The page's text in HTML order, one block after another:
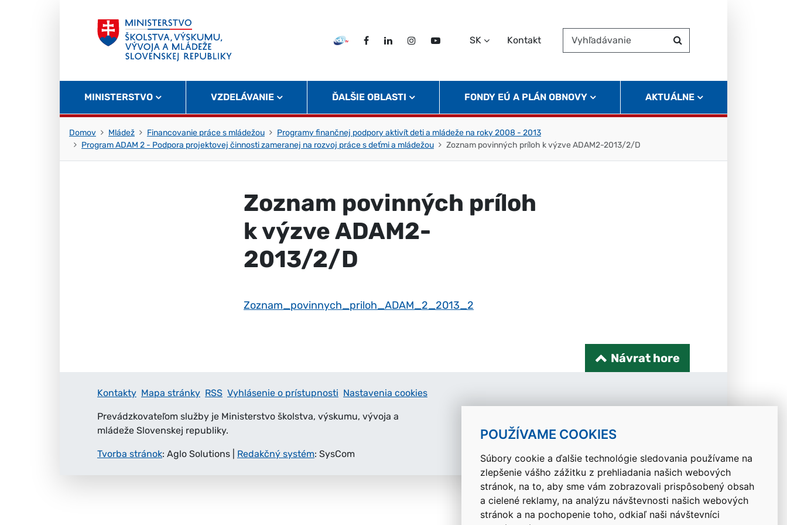
POUŽÍVAME COOKIES
Súbory cookie a ďalšie technológie sledovania používame na
zlepšenie vášho zážitku z prehliadania našich webových
stránok, na to, aby sme vám zobrazovali prispôsobený obsah
a cielené reklamy, na analýzu návštevnosti našich webových
stránok a na pochopenie toho, odkiaľ naši návštevníci
EDU TVFacebookLinkedInInstagram
Twitter
SK Kontakt
Vyhľadávanie
Hľadať
MINISTERSTVO VZDELÁVANIE ĎALŠIE OBLASTI FONDY EÚ A PLÁN OBNOVY AKTUÁLNE
Domov Mládež Financovanie práce s mládežou
Programy finančnej podpory aktivít deti a mládeže na roky 2008 - 2013
Program ADAM 2 - Podpora projektovej činnosti zameranej na rozvoj práce s deťmi a mládežou
Zoznam povinných príloh k výzve ADAM2-2013/2/D
Zoznam povinných príloh
k výzve ADAM2-
2013/2/D
Zoznam_povinnych_priloh_ADAM_2_2013_2
Návrat hore
Kontakty Mapa stránky RSS Vyhlásenie o prístupnosti Nastavenia cookies
Prevádzkovateľom služby je Ministerstvo školstva, výskumu, vývoja a
mládeže Slovenskej republiky.
Tvorba stránok: Aglo Solutions Redakčný systém: SysCom